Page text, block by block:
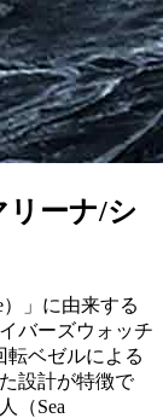
リーナ/シ
）」に由来する
バーズウォッチ
転ベゼルによる
設計が特徴で
（Sea